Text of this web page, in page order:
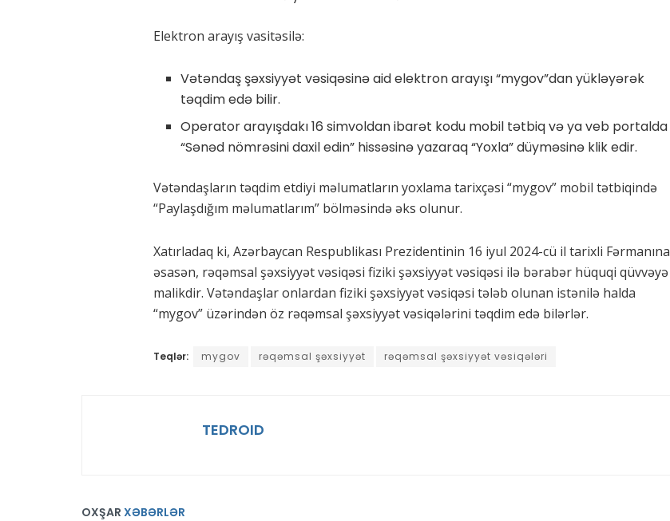
Elektron arayış vasitəsilə:
Vətəndaş şəxsiyyət vəsiqəsinə aid elektron arayışı “mygov”dan yükləyərək
təqdim edə bilir.
Operator arayışdakı 16 simvoldan ibarət kodu mobil tətbiq və ya veb portalda
“Sənəd nömrəsini daxil edin” hissəsinə yazaraq “Yoxla” düyməsinə klik edir.
Vətəndaşların təqdim etdiyi məlumatların yoxlama tarixçəsi “mygov” mobil tətbiqində
“Paylaşdığım məlumatlarım” bölməsində əks olunur.
Xatırladaq ki, Azərbaycan Respublikası Prezidentinin 16 iyul 2024-cü il tarixli Fərmanına
əsasən, rəqəmsal şəxsiyyət vəsiqəsi fiziki şəxsiyyət vəsiqəsi ilə bərabər hüquqi qüvvəyə
malikdir. Vətəndaşlar onlardan fiziki şəxsiyyət vəsiqəsi tələb olunan istənilə halda
“mygov” üzərindən öz rəqəmsal şəxsiyyət vəsiqələrini təqdim edə bilərlər.
Teqlər: mygov rəqəmsal şəxsiyyət rəqəmsal şəxsiyyət vəsiqələri
TEDROID
OXŞAR XƏBƏRLƏR